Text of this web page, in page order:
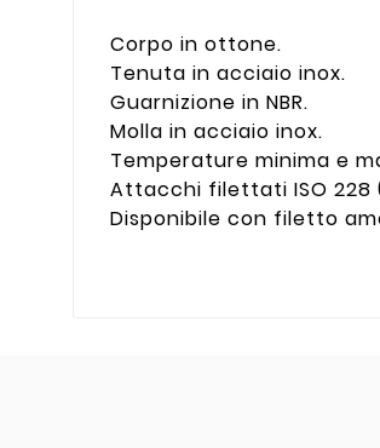
Corpo in ottone.
Tenuta in acciaio inox.
Guarnizione in NBR.
Molla in acciaio inox.
Temperature minima e
Attacchi filettati ISO 228
Disponibile con filetto